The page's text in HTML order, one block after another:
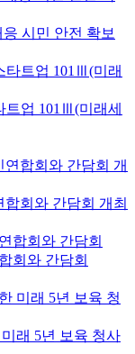
응 시민 안전 확보
트업 101Ⅲ(미래세
회와 간담회 개최
회와 간담회
래 5년 보육 청사